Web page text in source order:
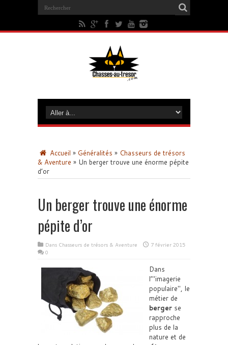
Accueil » Généralités » Chasseurs de trésors
& Aventure » Un berger trouve une énorme pépite
d’or
Un berger trouve une énorme
pépite d’or
Dans Chasseurs de trésors & Aventure
7 février 2015
0
Dans
l’ imagerie
populaire , le
métier de
berger se
rapproche
plus de la
nature et de